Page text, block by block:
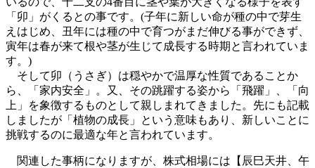
「卯」がくるとの事です。(子年に新しい命が種の中で芽生
えはじめ、丑年には種の中で育つがまだ伸びる事ができず、
寅年は春が来て根や茎が生じて成長する時期と言われていま
す。)
そして卯（うさぎ）は穏やかで温厚な性質であることか
ら、「家内安全」。又、その跳躍する姿から「飛躍」、「向
上」を象徴するものとして親しまれてきました。先にも記載
しましたが「植物の成長」という意味もあり、新しいことに
挑戦するのに最適な年と言われています。
関連した事柄になりますが、株式相場には【辰巳天井、午